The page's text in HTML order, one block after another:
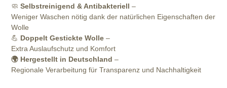
🧼Selbstreinigend & Antibakteriell –
Weniger Waschen nötig dank der natürlichen Eigenschaften der
Wolle
💪 Doppelt Gestickte Wolle –
Extra Auslaufschutz und Komfort
🌍 Hergestellt in Deutschland –
Regionale Verarbeitung für Transparenz und Nachhaltigkeit